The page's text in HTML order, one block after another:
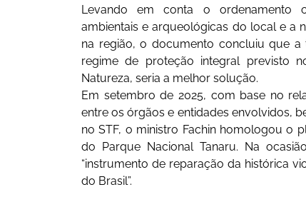
Levando em conta o ordenamento
ambientais e arqueológicas do local e a
na região, o documento concluiu que
regime de proteção integral previsto
Natureza, seria a melhor solução.
Em setembro de 2025, com base no
entre os órgãos e entidades envolvidos,
no STF, o ministro Fachin homologou o
do Parque Nacional Tanaru. Na
“instrumento de reparação da histórica
do Brasil”.